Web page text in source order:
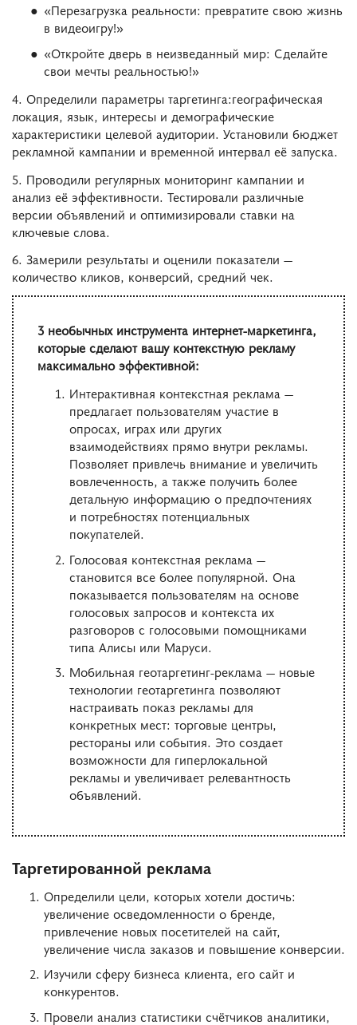
«Перезагрузка реальности: превратите свою жизнь
в видеоигру!»
«Откройте дверь в неизведанный мир: Сделайте
свои мечты реальностью!»
4. Определили параметры таргетинга:географическая
локация, язык, интересы и демографические
характеристики целевой аудитории. Установили бюджет
рекламной кампании и временной интервал её запуска.
5. Проводили регулярных мониторинг кампании и
анализ её эффективности. Тестировали различные
версии объявлений и оптимизировали ставки на
ключевые слова.
6. Замерили результаты и оценили показатели —
количество кликов, конверсий, средний чек.
3 необычных инструмента интернет-маркетинга,
которые сделают вашу контекстную рекламу
максимально эффективной:
Интерактивная контекстная реклама —
предлагает пользователям участие в
опросах, играх или других
взаимодействиях прямо внутри рекламы.
Позволяет привлечь внимание и увеличить
вовлеченность, а также получить более
детальную информацию о предпочтениях
и потребностях потенциальных
покупателей.
Голосовая контекстная реклама —
становится все более популярной. Она
показывается пользователям на основе
голосовых запросов и контекста их
разговоров с голосовыми помощниками
типа Алисы или Маруси.
Мобильная геотаргетинг-реклама — новые
технологии геотаргетинга позволяют
настраивать показ рекламы для
конкретных мест: торговые центры,
рестораны или события. Это создает
возможности для гиперлокальной
рекламы и увеличивает релевантность
объявлений.
Таргетированной реклама
Определили цели, которых хотели достичь:
увеличение осведомленности о бренде,
привлечение новых посетителей на сайт,
увеличение числа заказов и повышение конверсии.
Изучили сферу бизнеса клиента, его сайт и
конкурентов.
Провели анализ статистики счётчиков аналитики,